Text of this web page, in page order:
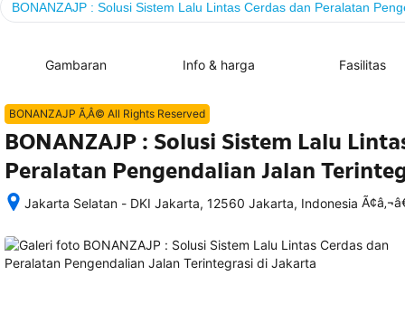
BONANZAJP : Solusi Sistem Lalu Lintas Cerdas dan Peralatan
Gambaran Info & harga Fasilitas
BONANZAJP Ã‚Â© All Rights Reserved
BONANZAJP : Solusi Sistem Lalu
Peralatan Pengendalian Jalan
Jakarta Selatan - DKI Jakarta, 12560 Jakarta, Indonesia
memesan,
semua